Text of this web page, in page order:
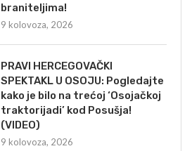
braniteljima!
9 kolovoza, 2026
PRAVI HERCEGOVAČKI
SPEKTAKL U OSOJU: Pogledajte
kako je bilo na trećoj ‘Osojačkoj
traktorijadi’ kod Posušja!
(VIDEO)
9 kolovoza, 2026